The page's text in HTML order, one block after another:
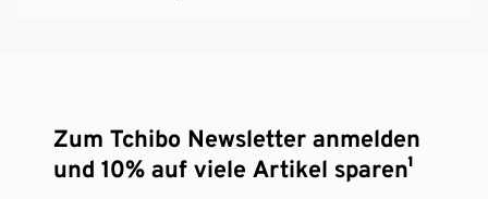
Zum Tchibo Newsletter anmelden
und 10% auf viele Artikel sparen¹